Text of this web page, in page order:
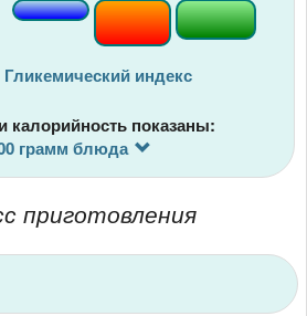
Гликемический индекс
калорийность показаны:
грамм блюда
приготовления